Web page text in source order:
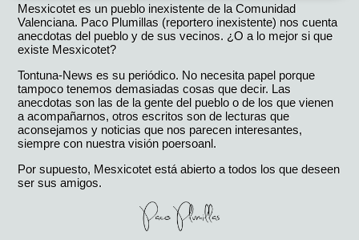
Mesxicotet es un pueblo inexistente de la Comunidad
Valenciana. Paco Plumillas (reportero inexistente) nos cuenta
anecdotas del pueblo y de sus vecinos. ¿O a lo mejor si que
existe Mesxicotet?
Tontuna-News es su periódico. No necesita papel porque
tampoco tenemos demasiadas cosas que decir. Las
anecdotas son las de la gente del pueblo o de los que vienen
a acompañarnos, otros escritos son de lecturas que
aconsejamos y noticias que nos parecen interesantes,
siempre con nuestra visión poersoanl.
Por supuesto, Mesxicotet está abierto a todos los que deseen
ser sus amigos.